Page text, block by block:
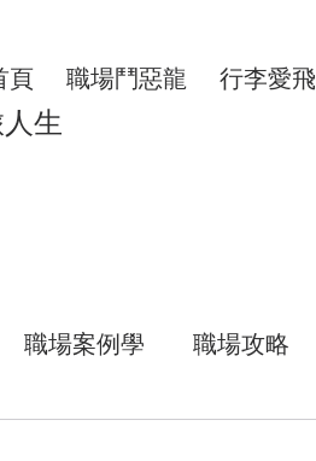
生
頁 職場鬥惡龍 行李愛
職場案例學 職場攻略
位